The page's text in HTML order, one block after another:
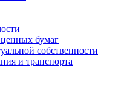
бумаг
собственности
и транспорта